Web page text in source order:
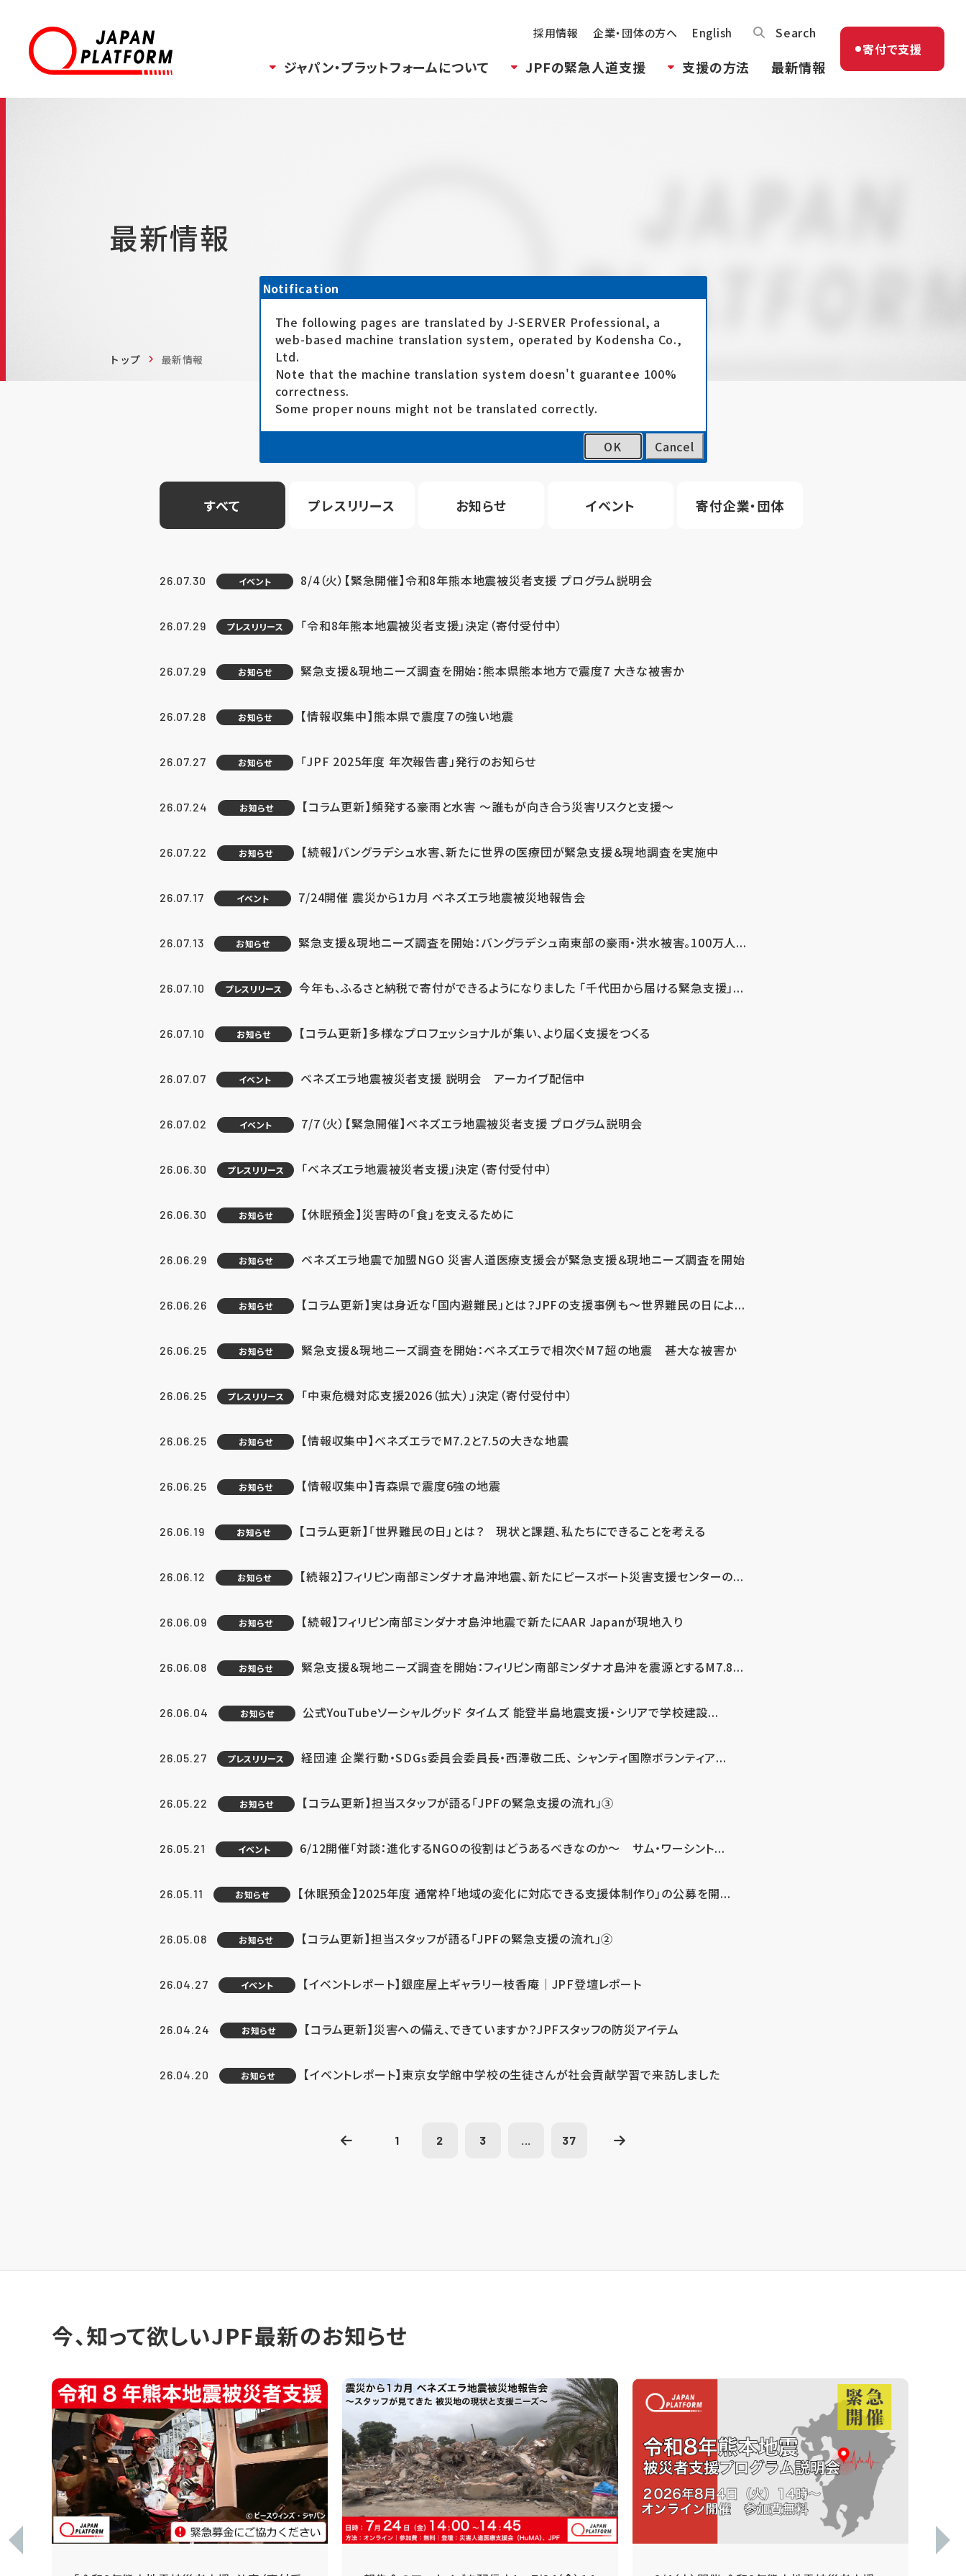
採用情報 企業・団体の方へ English Search
ジャパン・プラットフォームについて JPFの緊急人道支援 支援の方法 最新情報
寄付で支援
最新情報
トップ 最新情報
すべて プレスリリース お知らせ イベント 寄付企業・団体
26.07.30 イベント 8/4（火）【緊急開催】令和8年熊本地震被災者支援 プログラム説明会
26.07.29 プレスリリース 「令和8年熊本地震被災者支援」決定（寄付受付中）
26.07.29 お知らせ 緊急支援＆現地ニーズ調査を開始：熊本県熊本地方で震度7 大きな被害か
26.07.28 お知らせ 【情報収集中】熊本県で震度７の強い地震
26.07.27 お知らせ 「JPF 2025年度 年次報告書」発行のお知らせ
26.07.24 お知らせ 【コラム更新】頻発する豪雨と水害 ～誰もが向き合う災害リスクと支援～
26.07.22 お知らせ 【続報】バングラデシュ水害、新たに世界の医療団が緊急支援＆現地調査を実施中
26.07.17 イベント 7/24開催 震災から1カ月 ベネズエラ地震被災地報告会
26.07.13 お知らせ 緊急支援＆現地ニーズ調査を開始：バングラデシュ南東部の豪雨・洪水被害。100万人...
26.07.10 プレスリリース 今年も、ふるさと納税で寄付ができるようになりました 「千代田から届ける緊急支援」...
26.07.10 お知らせ 【コラム更新】多様なプロフェッショナルが集い、より届く支援をつくる
26.07.07 イベント ベネズエラ地震被災者支援 説明会 アーカイブ配信中
26.07.02 イベント 7/7（火）【緊急開催】ベネズエラ地震被災者支援 プログラム説明会
26.06.30 プレスリリース 「ベネズエラ地震被災者支援」決定（寄付受付中）
26.06.30 お知らせ 【休眠預金】災害時の「食」を支えるために
26.06.29 お知らせ ベネズエラ地震で加盟NGO 災害人道医療支援会が緊急支援＆現地ニーズ調査を開始
26.06.26 お知らせ 【コラム更新】実は身近な「国内避難民」とは？JPFの支援事例も～世界難民の日によ...
26.06.25 お知らせ 緊急支援＆現地ニーズ調査を開始：ベネズエラで相次ぐM７超の地震 甚大な被害か
26.06.25 プレスリリース 「中東危機対応支援2026（拡大）」決定（寄付受付中）
26.06.25 お知らせ 【情報収集中】ベネズエラでM7.2と7.5の大きな地震
26.06.25 お知らせ 【情報収集中】青森県で震度6強の地震
26.06.19 お知らせ 【コラム更新】「世界難民の日」とは？ 現状と課題、私たちにできることを考える
26.06.12 お知らせ 【続報2】フィリピン南部ミンダナオ島沖地震、新たにピースボート災害支援センターの...
26.06.09 お知らせ 【続報】フィリピン南部ミンダナオ島沖地震で新たにAAR Japanが現地入り
26.06.08 お知らせ 緊急支援＆現地ニーズ調査を開始：フィリピン南部ミンダナオ島沖を震源とするM7.8...
26.06.04 お知らせ 公式YouTubeソーシャルグッド タイムズ 能登半島地震支援・シリアで学校建設...
26.05.27 プレスリリース 経団連 企業行動・SDGs委員会委員長・西澤敬二氏、 シャンティ国際ボランティア...
26.05.22 お知らせ 【コラム更新】担当スタッフが語る「JPFの緊急支援の流れ」③
26.05.21 イベント 6/12開催「対談：進化するNGOの役割はどうあるべきなのか～ サム・ワーシント...
26.05.11 お知らせ 【休眠預金】2025年度 通常枠「地域の変化に対応できる支援体制作り」の公募を開...
26.05.08 お知らせ 【コラム更新】担当スタッフが語る「JPFの緊急支援の流れ」②
26.04.27 イベント 【イベントレポート】銀座屋上ギャラリー枝香庵｜JPF登壇レポート
26.04.24 お知らせ 【コラム更新】災害への備え、できていますか？JPFスタッフの防災アイテム
26.04.20 お知らせ 【イベントレポート】東京女学館中学校の生徒さんが社会貢献学習で来訪しました
1 2 3 ... 37
今、知って欲しいJPF最新のお知らせ
Notification
The following pages are translated by J-SERVER Professional, a
web-based machine translation system, operated by Kodensha Co.,
Ltd.
Note that the machine translation system doesn't guarantee 100%
correctness.
Some proper nouns might not be translated correctly.
OK Cancel